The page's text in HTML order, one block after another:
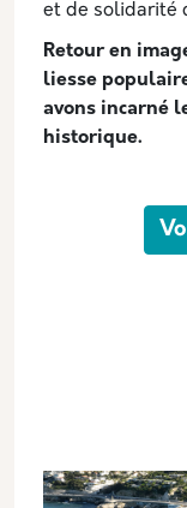
et de solidarité
Retour en
liesse
avons incarné
historique.